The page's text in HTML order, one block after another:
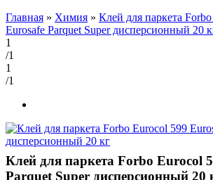
Главная » Химия » Клей для паркета
Eurosafe Parquet Super дисперсионный 20
1
/1
1
/1
Клей для паркета Forbo Eurocol
Parquet Super дисперсионный 20